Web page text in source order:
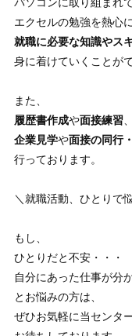
エクセルの勉強を熱心
就職に必要な知識やス
身に着けていくことが
また、
履歴書作成や面接練習、
企業見学や面接の同行
行っております。
＼就職活動、ひとりで
もし、
ひとりだと不安・・・
自分にあった仕事が分
とお悩みの方は、
ぜひお気軽に当センタ